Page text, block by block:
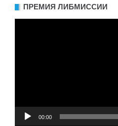
ПРЕМИЯ ЛИБМИССИИ
00:00